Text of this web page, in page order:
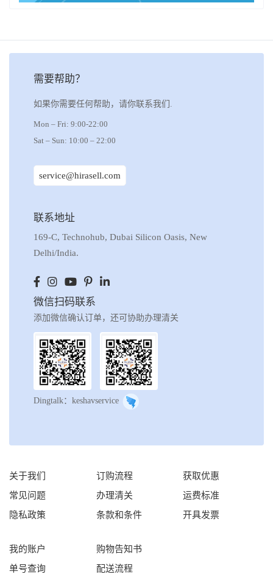
需要帮助？
如果你需要任何帮助，请你联系我们.
Mon – Fri: 9:00-22:00
Sat – Sun: 10:00 – 22:00
service@hirasell.com
联系地址
169-C, Technohub, Dubai Silicon Oasis, New
Delhi/India.
微信扫码联系
添加微信确认订单，还可协助办理清关
Dingtalk：keshavservice
关于我们
常见问题
隐私政策
订购流程
办理清关
条款和条件
获取优惠
运费标准
开具发票
我的账户
单号查询
购物告知书
配送流程